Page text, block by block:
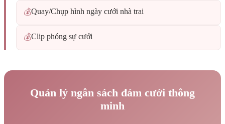
💰Quay/Chụp hình ngày cưới nhà trai
💰Clip phóng sự cưới
Quản lý ngân sách đám cưới thông
minh